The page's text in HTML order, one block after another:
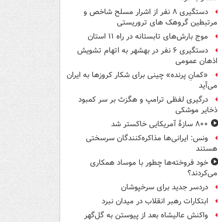
دستگیری ۸ نفر از اشرار مسلح شاخص و
مرتبطین گروهک های تروریستی
موج بارش‌های تابستانه در راه ۱۱ استان
دستگیری ۶ نفر در بهشهر به اتهام تشویش
اذهان عمومی
«کمانِ پرنده» چینی برای شکار کروزها به ایران
می‌آید
درگیری لفظی ترامپ و هگزث بر سر کمبود
ذخایر موشکی
۸۰۰ سازۀ آمریکایی خاکستر شد
ونس: ایرانی‌ها مذاکره‌کنندگان سرسختی
هستند
خود فروخته‌ها چطور با موساد همکاری
می‌کردند؟
دردسر جدید برای سرخپوشان
ابتکارات رهبر انقلاب در میدان نبرد
واکنش عالیشاه بعد از پیوستن به گل‌گهر